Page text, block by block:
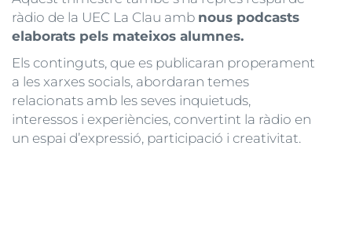
ràdio de la UEC La Clau amb nous podcasts
elaborats pels mateixos alumnes.
Els continguts, que es publicaran properament
a les xarxes socials, abordaran temes
relacionats amb les seves inquietuds,
interessos i experiències, convertint la ràdio en
un espai d’expressió, participació i creativitat.